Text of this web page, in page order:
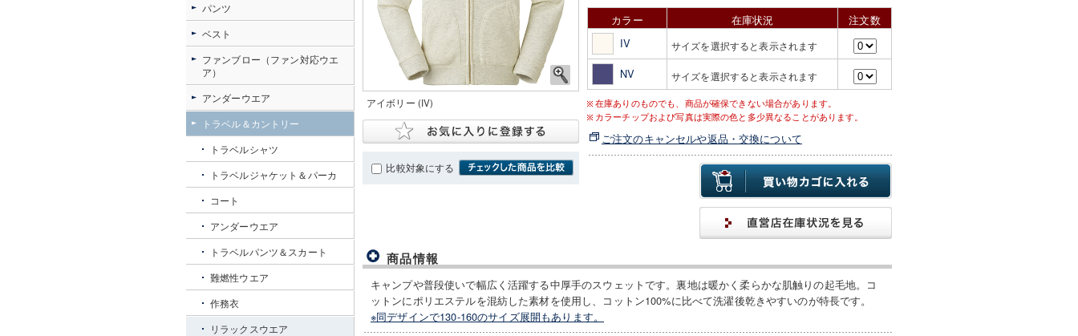
アイボリー (IV)
比較対象にする
カラー 在庫状況
注文数
IV
サイズを選択すると表示されます
NV サイズを選択すると表示されます
在庫ありのものでも、商品が確保できない場合があります。
カラーチップおよび写真は実際の色と多少異なることがあります。
ご注文のキャンセルや返品・交換について
商品情報
キャンプや普段使いで幅広く活躍する中厚手のスウェットです。裏地は暖かく柔らかな肌触りの起毛地。コ
ットンにポリエステルを混紡した素材を使用し、コットン100%に比べて洗濯後乾きやすいのが特長です。
※同デザインで130-160のサイズ展開もあります。
パンツ
ベスト
ファンブロー（ファン対応ウエ
ア）
アンダーウエア
トラベル＆カントリー
トラベルシャツ
トラベルジャケット＆パーカ
コート
アンダーウエア
トラベルパンツ＆スカート
難燃性ウエア
作務衣
リラックスウエア